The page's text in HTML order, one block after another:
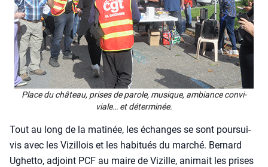
Place du châ­teau, prises de parole, musique, ambiance convi­
viale… et déter­mi­née.
Tout au long de la mati­née, les échanges se sont pour­sui­
vis avec les Vizillois et les habi­tués du mar­ché. Ber­nard
Ughet­to, adjoint PCF au maire de Vizille, ani­mait les prises